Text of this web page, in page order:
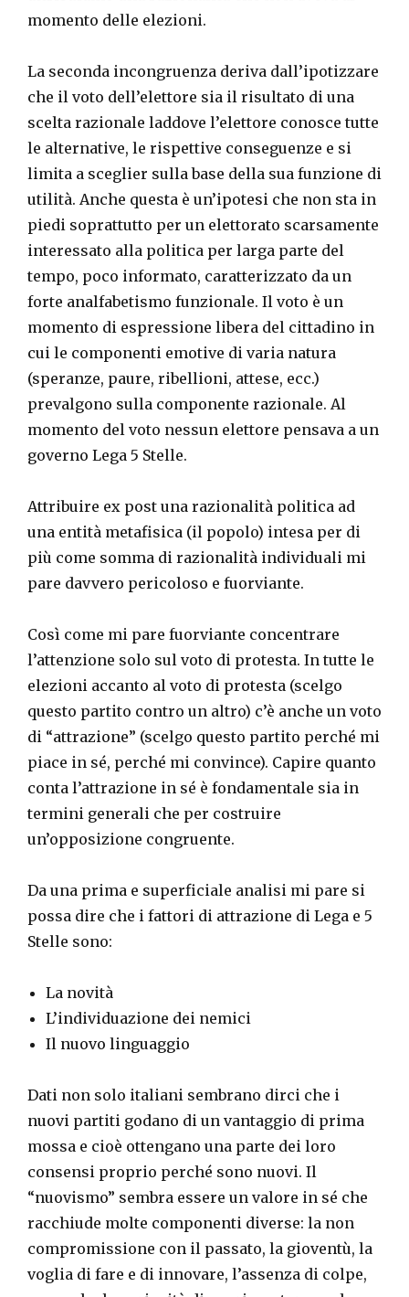
momento delle elezioni.
La seconda incongruenza deriva dall’ipotizzare
che il voto dell’elettore sia il risultato di una
scelta razionale laddove l’elettore conosce tutte
le alternative, le rispettive conseguenze e si
limita a sceglier sulla base della sua funzione di
utilità. Anche questa è un’ipotesi che non sta in
piedi soprattutto per un elettorato scarsamente
interessato alla politica per larga parte del
tempo, poco informato, caratterizzato da un
forte analfabetismo funzionale. Il voto è un
momento di espressione libera del cittadino in
cui le componenti emotive di varia natura
(speranze, paure, ribellioni, attese, ecc.)
prevalgono sulla componente razionale. Al
momento del voto nessun elettore pensava a un
governo Lega 5 Stelle.
Attribuire ex post una razionalità politica ad
una entità metafisica (il popolo) intesa per di
più come somma di razionalità individuali mi
pare davvero pericoloso e fuorviante.
Così come mi pare fuorviante concentrare
l’attenzione solo sul voto di protesta. In tutte le
elezioni accanto al voto di protesta (scelgo
questo partito contro un altro) c’è anche un voto
di “attrazione” (scelgo questo partito perché mi
piace in sé, perché mi convince). Capire quanto
conta l’attrazione in sé è fondamentale sia in
termini generali che per costruire
un’opposizione congruente.
Da una prima e superficiale analisi mi pare si
possa dire che i fattori di attrazione di Lega e 5
Stelle sono:
La novità
L’individuazione dei nemici
Il nuovo linguaggio
Dati non solo italiani sembrano dirci che i
nuovi partiti godano di un vantaggio di prima
mossa e cioè ottengano una parte dei loro
consensi proprio perché sono nuovi. Il
“nuovismo” sembra essere un valore in sé che
racchiude molte componenti diverse: la non
compromissione con il passato, la gioventù, la
voglia di fare e di innovare, l’assenza di colpe,